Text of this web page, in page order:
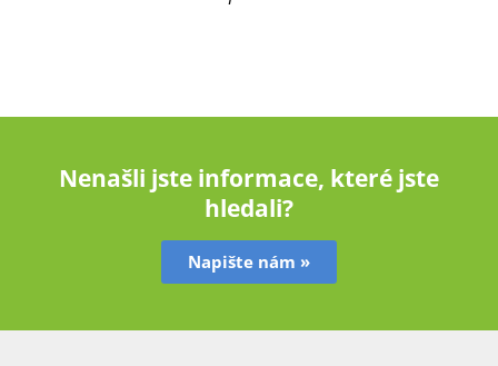
Nenašli jste informace, které jste
hledali?
Napište nám »